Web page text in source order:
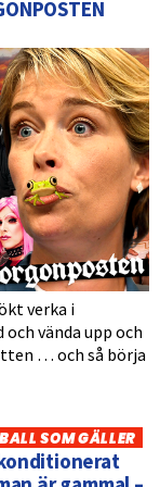
verka i
vända upp och
… och så börja
SOM GÄLLER